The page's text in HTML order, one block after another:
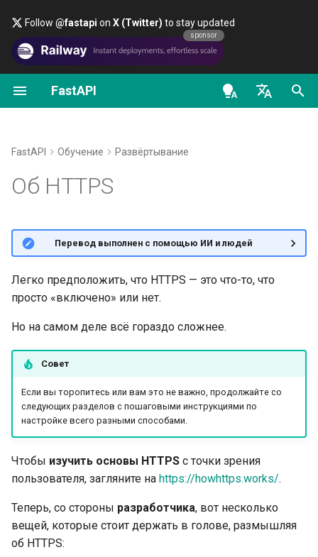
Follow @fastapi on X (Twitter) to stay updated
sponsor
FastAPI
de - Deutsch
hi - हिन्दी
ja - 日本語
ko - 한국어
pt - português
ru - русский язык
tr - Türkçe
uk - українська мова
zh - 简体中文
Первые шаги
Query-параметры и
валидация строк
Path-параметры и
валидация числовых
данных
Модели Query-Параметров
Body - Множество
параметров
Body - Поля
Body - Вложенные модели
Объявление примеров
данных HTTP-запроса
Классы как зависимости
Зависимости с yield
Безопасность — первые
Получить текущего
«Bearer»
хешированием), Bearer с
Потоковая передача
Расширенная
пути
коды
Кастомные ответы —
HTML, поток, файл и другие
Дополнительные ответы в
OpenAPI
Cookies в ответе
HTTP-заголовки ответа
Response - Изменение
Продвинутые зависимости
OAuth2 scopes
Let's Encrypt
Начало TLS-рукопожатия
HTTPS‑запрос
HTTP‑ответ
HTTPS‑ответ
Продление сертификата
Пересылаемые HTTP-
заголовки прокси
Общее — Как сделать —
Миграция с Pydantic v1 на
Пользовательские классы
Request и APIRoute
Условный OpenAPI
Расширение OpenAPI
Разделять схемы OpenAPI
для входа и выхода или нет
Свои статические ресурсы
UI документации
(самостоятельный хостинг)
Настройка Swagger UI
Тестирование базы данных
Использование старых
FastAPI class
Exceptions - HTTPException
and WebSocketException
Dependencies - Depends()
and Security()
Background Tasks -
BackgroundTasks
Request class
WebSockets
Response class
OpenAPI docs
FastAPI People
Шаблон Full Stack FastAPI
FastAPI and friends
newsletter
Альтернативы, источники
История, проектирование и
Repository Management
FastAPI Обучение Развёртывание
Об HTTPS
🌐 Перевод выполнен с помощью ИИ и людей
Легко предположить, что HTTPS — это что-то, что
просто «включено» или нет.
Но на самом деле всё гораздо сложнее.
Совет
Если вы торопитесь или вам это не важно, продолжайте со
следующих разделов с пошаговыми инструкциями по
настройке всего разными способами.
Чтобы изучить основы HTTPS с точки зрения
пользователя, загляните на https://howhttps.works/.
Теперь, со стороны разработчика, вот несколько
вещей, которые стоит держать в голове, размышляя
об HTTPS: